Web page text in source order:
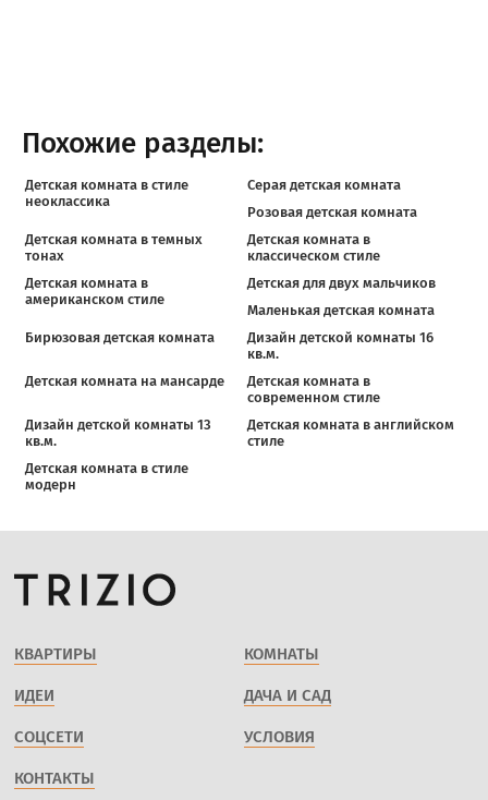
Похожие разделы:
Детская комната в стиле
неоклассика
Серая детская комната
Розовая детская комната
Детская комната в темных
тонах
Детская комната в
классическом стиле
Детская комната в
американском стиле
Детская для двух мальчиков
Маленькая детская комната
Бирюзовая детская комната
Дизайн детской комнаты 16
кв.м.
Детская комната на мансарде
Детская комната в
современном стиле
Дизайн детской комнаты 13
кв.м.
Детская комната в английском
стиле
Детская комната в стиле
модерн
КВАРТИРЫ КОМНАТЫ
ИДЕИ ДАЧА И САД
СОЦСЕТИ УСЛОВИЯ
КОНТАКТЫ